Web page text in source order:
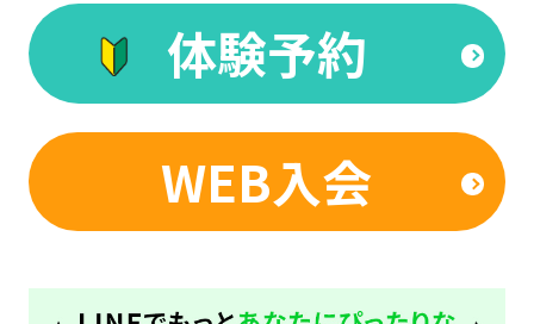
体験予約
WEB入会
an
automatic
translation
service,
the
version